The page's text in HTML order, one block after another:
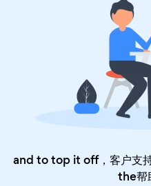
and to top it off，客户支
the帮